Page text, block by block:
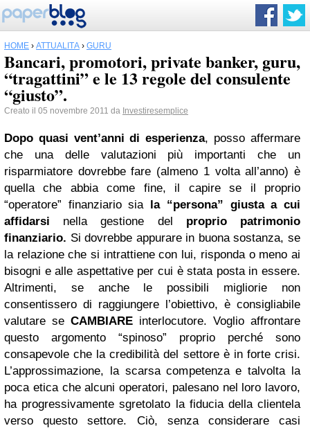
HOME › ATTUALITÀ › GURU
Bancari, promotori, private banker, guru,
“tragattini” e le 13 regole del consulente
“giusto”.
Creato il 05 novembre 2011 da Investiresemplice
Dopo quasi vent’anni di esperienza, posso affermare
che una delle valutazioni più importanti che un
risparmiatore dovrebbe fare (almeno 1 volta all’anno) è
quella che abbia come fine, il capire se il proprio
“operatore” finanziario sia la “persona” giusta a cui
affidarsi nella gestione del proprio patrimonio
finanziario. Si dovrebbe appurare in buona sostanza, se
la relazione che si intrattiene con lui, risponda o meno ai
bisogni e alle aspettative per cui è stata posta in essere.
Altrimenti, se anche le possibili migliorie non
consentissero di raggiungere l’obiettivo, è consigliabile
valutare se CAMBIARE interlocutore. Voglio affrontare
questo argomento “spinoso” proprio perché sono
consapevole che la credibilità del settore è in forte crisi.
L’approssimazione, la scarsa competenza e talvolta la
poca etica che alcuni operatori, palesano nel loro lavoro,
ha progressivamente sgretolato la fiducia della clientela
verso questo settore. Ciò, senza considerare casi